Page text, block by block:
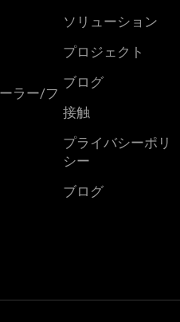
ラー/フ
ソリューション
プロジェクト
ブログ
接触
プライバシーポリ
シー
ブログ